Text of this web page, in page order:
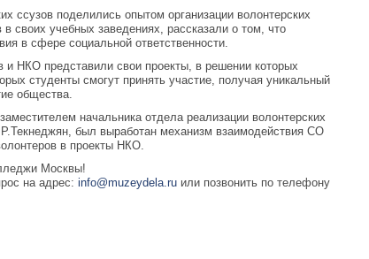
ссузов поделились опытом организации волонтерских
своих учебных заведениях, рассказали о том, что
в сфере социальной ответственности.
и НКО представили свои проекты, в решении которых
студенты смогут принять участие, получая уникальный
общества.
начальника отдела реализации волонтерских
был выработан механизм взаимодействия СО
в проекты НКО.
Москвы!
на адрес: info@muzeydela.ru или позвонить по телефону